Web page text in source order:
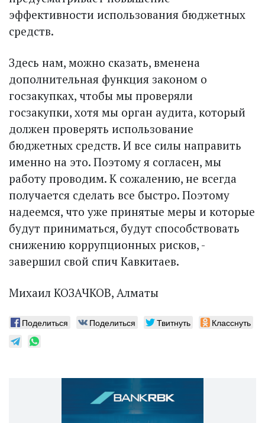
эффективности использования бюджетных
средств.
Здесь нам, можно сказать, вменена
дополнительная функция законом о
госзакупках, чтобы мы проверяли
госзакупки, хотя мы орган аудита, который
должен проверять использование
бюджетных средств. И все силы направить
именно на это. Поэтому я согласен, мы
работу проводим. К сожалению, не всегда
получается сделать все быстро. Поэтому
надеемся, что уже принятые меры и которые
будут приниматься, будут способствовать
снижению коррупционных рисков, -
завершил свой спич Кавкитаев.
Михаил КОЗАЧКОВ, Алматы
Поделиться Поделиться Твитнуть Класснуть